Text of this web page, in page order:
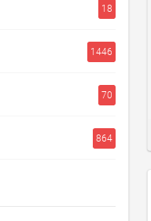
18
1446
70
864